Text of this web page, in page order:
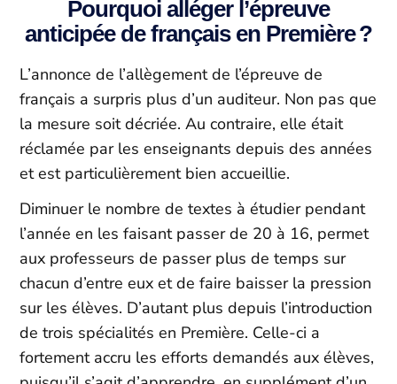
Pourquoi alléger l’épreuve
anticipée de français en Première ?
L’annonce de l’allègement de l’épreuve de
français a surpris plus d’un auditeur. Non pas que
la mesure soit décriée. Au contraire, elle était
réclamée par les enseignants depuis des années
et est particulièrement bien accueillie.
Diminuer le nombre de textes à étudier pendant
l’année en les faisant passer de 20 à 16, permet
aux professeurs de passer plus de temps sur
chacun d’entre eux et de faire baisser la pression
sur les élèves. D’autant plus depuis l’introduction
de trois spécialités en Première. Celle-ci a
fortement accru les efforts demandés aux élèves,